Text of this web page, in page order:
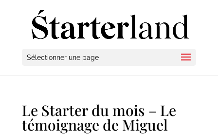
Sélectionner une page
Le Starter du mois – Le
témoignage de Miguel